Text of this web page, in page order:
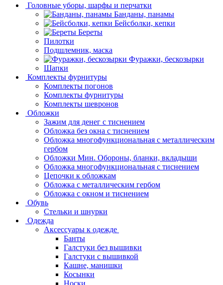
Головные уборы, шарфы и перчатки
Банданы, панамы
Бейсболки, кепки
Береты
Пилотки
Подшлемник, маска
Фуражки, бескозырки
Шапки
Комплекты фурнитуры
Комплекты погонов
Комплекты фурнитуры
Комплекты шевронов
Обложки
Зажим для денег с тиснением
Обложка без окна с тиснением
Обложка многофункциональная с металлическим
гербом
Обложки Мин. Обороны, бланки, вкладыши
Обложка многофункциональная с тиснением
Цепочки к обложкам
Обложка с металлическим гербом
Обложка с окном и тиснением
Обувь
Стельки и шнурки
Одежда
Аксессуары к одежде
Банты
Галстуки без вышивки
Галстуки с вышивкой
Кашне, манишки
Косынки
Носки